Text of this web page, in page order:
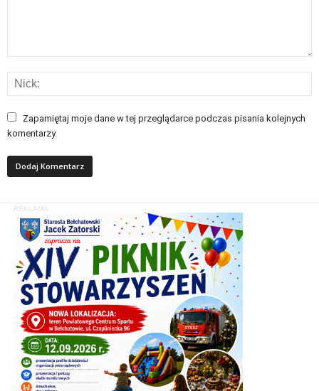
Zapamiętaj moje dane w tej przeglądarce podczas pisania kolejnych
komentarzy.
REKLAMA